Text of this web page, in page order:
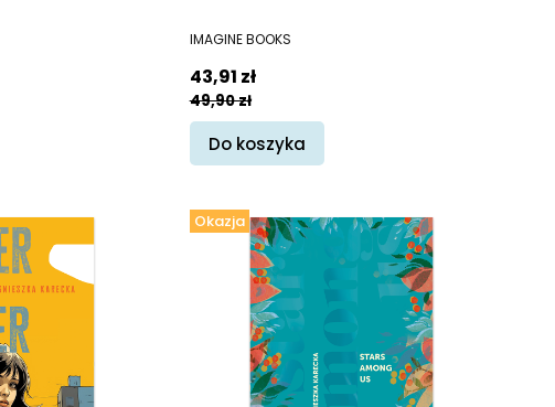
PRODUCENT
IMAGINE BOOKS
Cena promocyjna
43,91 zł
49,90 zł
Do koszyka
Okazja